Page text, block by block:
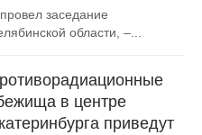
заседание
области, –...
в центре
приведут